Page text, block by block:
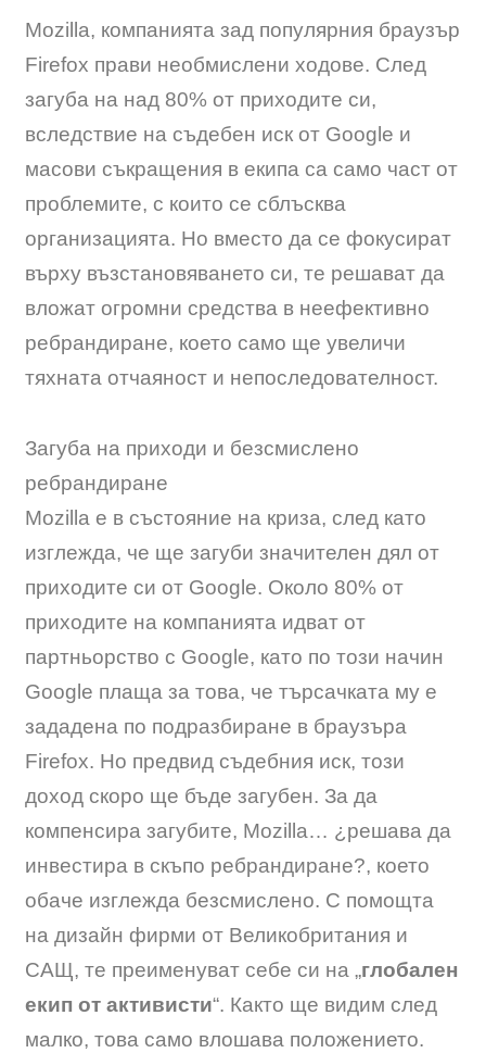
Mozilla, компанията зад популярния браузър
Firefox прави необмислени ходове. След
загуба на над 80% от приходите си,
вследствие на съдебен иск от Google и
масови съкращения в екипа са само част от
проблемите, с които се сблъсква
организацията. Но вместо да се фокусират
върху възстановяването си, те решават да
вложат огромни средства в неефективно
ребрандиране, което само ще увеличи
тяхната отчаяност и непоследователност.
Загуба на приходи и безсмислено
ребрандиране
Mozilla е в състояние на криза, след като
изглежда, че ще загуби значителен дял от
приходите си от Google. Около 80% от
приходите на компанията идват от
партньорство с Google, като по този начин
Google плаща за това, че търсачката му е
зададена по подразбиране в браузъра
Firefox. Но предвид съдебния иск, този
доход скоро ще бъде загубен. За да
компенсира загубите, Mozilla… ¿решава да
инвестира в скъпо ребрандиране?, което
обаче изглежда безсмислено. С помощта
на дизайн фирми от Великобритания и
САЩ, те преименуват себе си на „глобален
екип от активисти“. Както ще видим след
малко, това само влошава положението.